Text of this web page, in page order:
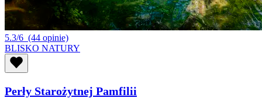
5.3/6 (44 opinie)
BLISKO NATURY
Perły Starożytnej Pamfilii